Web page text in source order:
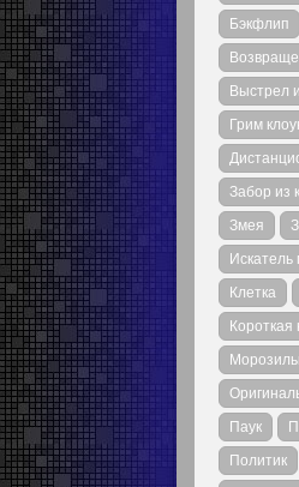
Бэкфлип
Выстрел
Грим
Забор из
Змея
Клетка
Короткая
Паук
Политик